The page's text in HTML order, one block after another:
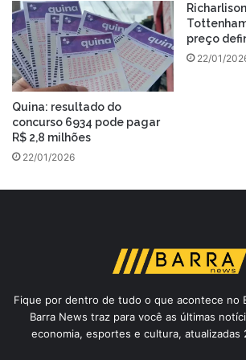
Quina: resultado do
concurso 6934 pode pagar
R$ 2,8 milhões
22/01/2026
preço
22/01/
Fique por dentro de tudo o que acontece no
Barra News traz para você as últimas
economia, esportes e cultura, atualizadas